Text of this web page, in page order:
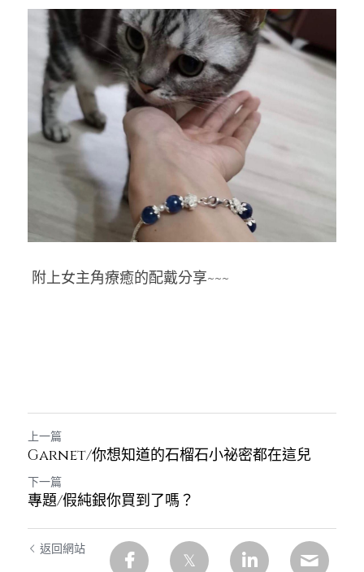
附上女主角療癒的配戴分享~~~
上一篇
Garnet/你想知道的石榴石小祕密都在這兒
下一篇
專題/假純銀你買到了嗎？
返回網站